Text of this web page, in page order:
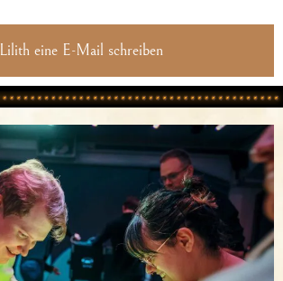
Lilith eine E-Mail schreiben